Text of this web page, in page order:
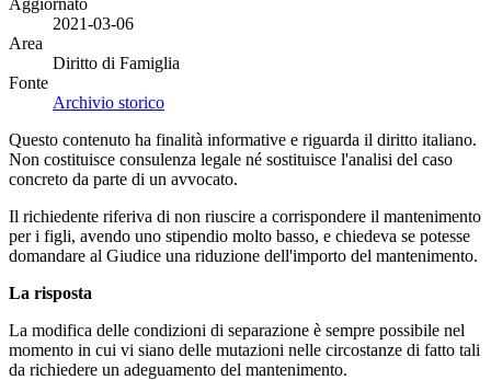
2021-03-06
Area
Diritto di Famiglia
Fonte
Archivio storico
Questo contenuto ha finalità informative e riguarda il diritto italiano.
Non costituisce consulenza legale né sostituisce l'analisi del caso
concreto da parte di un avvocato.
Il richiedente riferiva di non riuscire a corrispondere il mantenimento
per i figli, avendo uno stipendio molto basso, e chiedeva se potesse
domandare al Giudice una riduzione dell'importo del mantenimento.
La risposta
La modifica delle condizioni di separazione è sempre possibile nel
momento in cui vi siano delle mutazioni nelle circostanze di fatto tali
da richiedere un adeguamento del mantenimento.